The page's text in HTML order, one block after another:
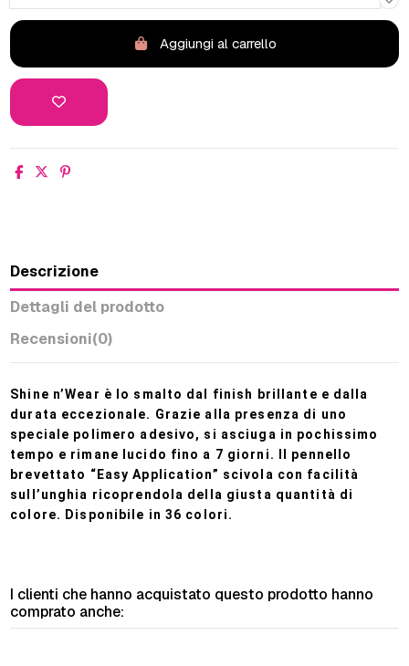
Aggiungi al carrello
Descrizione
Dettagli del prodotto
Recensioni(0)
Shine n’Wear è lo smalto dal finish brillante e dalla
durata eccezionale. Grazie alla presenza di uno
speciale polimero adesivo, si asciuga in pochissimo
tempo e rimane lucido fino a 7 giorni. Il pennello
brevettato “Easy Application” scivola con facilità
sull’unghia ricoprendola della giusta quantità di
colore. Disponibile in 36 colori.
I clienti che hanno acquistato questo prodotto hanno
comprato anche: